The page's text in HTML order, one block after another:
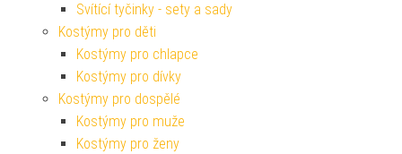
Svítící tyčinky - sety a sady
Kostýmy pro děti
Kostýmy pro chlapce
Kostýmy pro dívky
Kostýmy pro dospělé
Kostýmy pro muže
Kostýmy pro ženy